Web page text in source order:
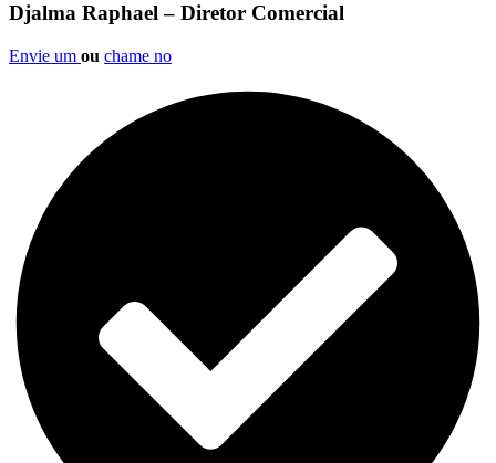
Djalma Raphael – Diretor Comercial
Envie um ou chame no